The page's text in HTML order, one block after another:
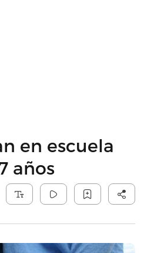
en escuela
años